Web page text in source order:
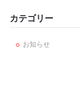
カテゴリー
お知らせ